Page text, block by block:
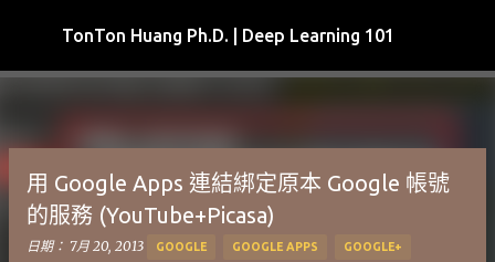
跳到主要內容
TonTon Huang Ph.D. | Deep Learning 101
用 Google Apps 連結綁定原本 Google 帳號
的服務 (YouTube+Picasa)
日期： 7月 20, 2013 GOOGLE GOOGLE APPS GOOGLE+